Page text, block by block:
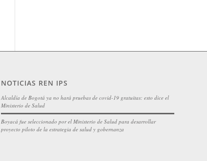
NOTICIAS REN IPS
Alcaldía de Bogotá ya no hará pruebas de covid-19 gratuitas: esto dice el
Ministerio de Salud
Boyacá fue seleccionado por el Ministerio de Salud para desarrollar
proyecto piloto de la estrategia de salud y gobernanza